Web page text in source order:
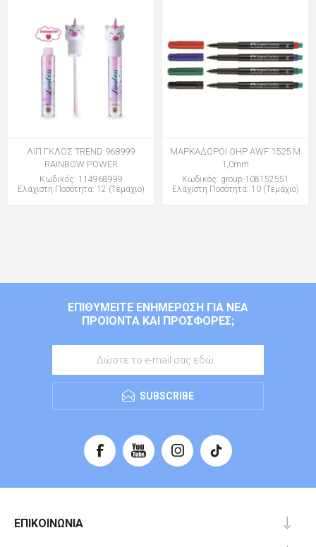
ΛΙΠ ΓΚΛΟΣ TREND 968999
RAINBOW POWER
Κωδικός: 114968999
Ελάχιστη Ποσότητα: 12 (Τεμάχιο)
ΜΑΡΚΑΔΟΡΟΙ OHP AWF 1525 M
1,0mm
Κωδικός: group-108152551
Ελάχιστη Ποσότητα: 10 (Τεμάχιο)
ΕΠΙΘΥΜΕΊΤΕ ΕΝΗΜΈΡΩΣΗ ΓΙΑ ΝΈΑ
ΠΡΟΙΌΝΤΑ ΚΑΙ ΠΡΟΣΦΟΡΈΣ;
SUBSCRIBE
ΕΠΙΚΟΙΝΩΝΊΑ